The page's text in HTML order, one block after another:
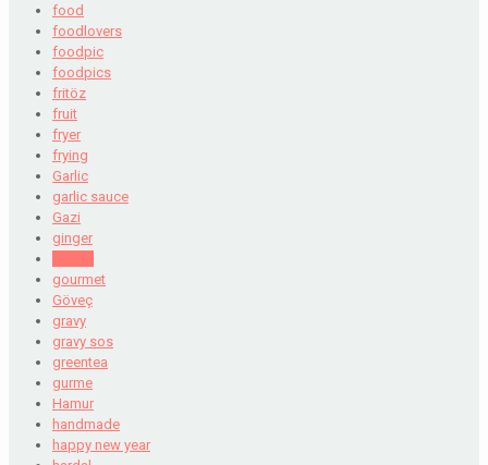
food
foodlovers
foodpic
foodpics
fritöz
fruit
fryer
frying
Garlic
garlic sauce
Gazi
ginger
gourmet
Göveç
gravy
gravy sos
greentea
gurme
Hamur
handmade
happy new year